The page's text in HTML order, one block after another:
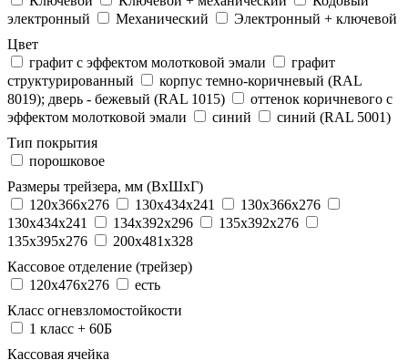
электронный
Механический
Электронный + ключевой
Цвет
графит с эффектом молотковой эмали
графит
структурированный
корпус темно-коричневый (RAL
8019); дверь - бежевый (RAL 1015)
оттенок коричневого с
эффектом молотковой эмали
синий
синий (RAL 5001)
Тип покрытия
порошковое
Размеры трейзера, мм (ВхШхГ)
120x366x276
130x434x241
130х366х276
130х434х241
134x392x296
135x392x276
135x395x276
200x481x328
Кассовое отделение (трейзер)
120х476х276
есть
Класс огневзломостойкости
1 класс + 60Б
Кассовая ячейка